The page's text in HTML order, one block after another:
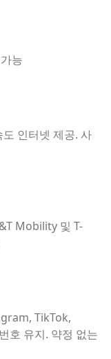
능
인터넷 제공. 사
Mobility 및 T-
TikTok,
호 유지. 약정 없는